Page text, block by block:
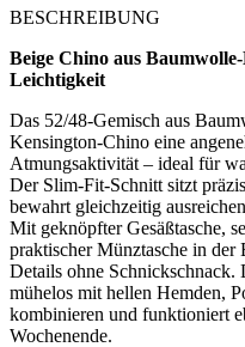
BESCHREIBUNG
Beige Chino aus
Leichtigkeit
Das 52/48-Gemisch aus
Kensington-Chino eine
Atmungsaktivität – ideal für
Der Slim-Fit-Schnitt sitzt
bewahrt gleichzeitig
Mit geknöpfter Gesäßtasche,
praktischer Münztasche in der
Details ohne Schnickschnack.
mühelos mit hellen Hemden,
kombinieren und funktioniert
Wochenende.